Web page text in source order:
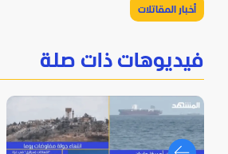
أخبار المقاتلات
فيديوهات ذات صلة